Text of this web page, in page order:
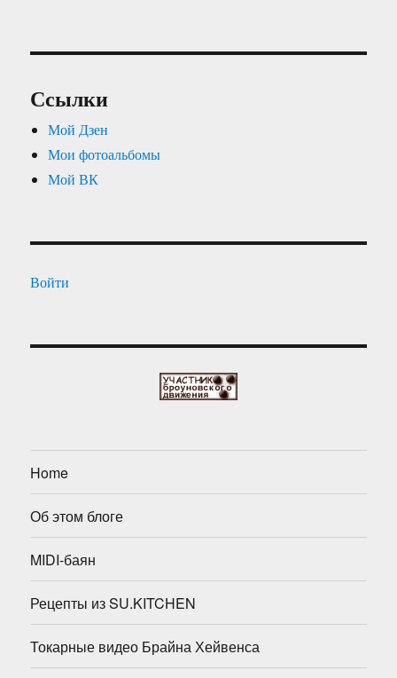
Ссылки
Мой Дзен
Мои фотоальбомы
Мой ВК
Войти
Home
Об этом блоге
MIDI-баян
Рецепты из SU.KITCHEN
Токарные видео Брайна Хейвенса